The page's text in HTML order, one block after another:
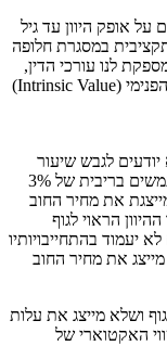
אופק היוון עד גיל
במסגרת חלופה
לנו עורכי הדין,
כמו גם למרשנו, הערכת חסר לגבי השווי הכלכלי הפנימי (Intrinsic Value)
לגבש שיעור
היוון מתאים לפנסיה התקציבית. 99% מהם משתמשים בריבית של 3%
את מחיר החוב
הראוי לגוף
יעמוד בהתחייבויותיו
את מחיר החוב
ושלא מייצג את עלות
האקטוארי של